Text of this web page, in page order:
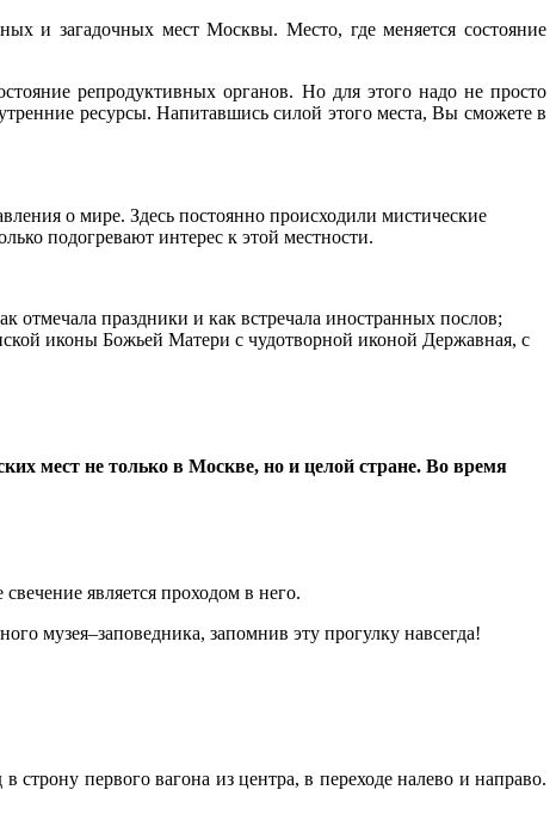
и загадочных мест Москвы. Место, где меняется состояние
репродуктивных органов. Но для этого надо не просто
ресурсы. Напитавшись силой этого места, Вы сможете в
о мире. Здесь постоянно происходили мистические
подогревают интерес к этой местности.
праздники и как встречала иностранных послов;
иконы Божьей Матери с чудотворной иконой Державная, с
мест не только в Москве, но и целой стране. Во время
является проходом в него.
музея–заповедника, запомнив эту прогулку навсегда!
первого вагона из центра, в переходе налево и направо.